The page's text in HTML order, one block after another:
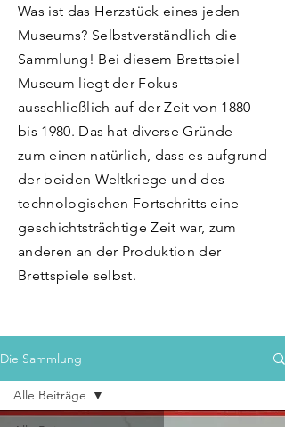
Was ist das Herzstück eines jeden
Museums? Selbstverständlich die
Sammlung! Bei diesem Brettspiel
Museum liegt der Fokus
ausschließlich auf der Zeit von 1880
bis 1980. Das hat diverse Gründe –
zum einen natürlich, dass es aufgrund
der beiden Weltkriege und des
technologischen Fortschritts eine
geschichtsträchtige Zeit war, zum
anderen an der Produktion der
Brettspiele selbst.
Die Sammlung
Alle Beiträge